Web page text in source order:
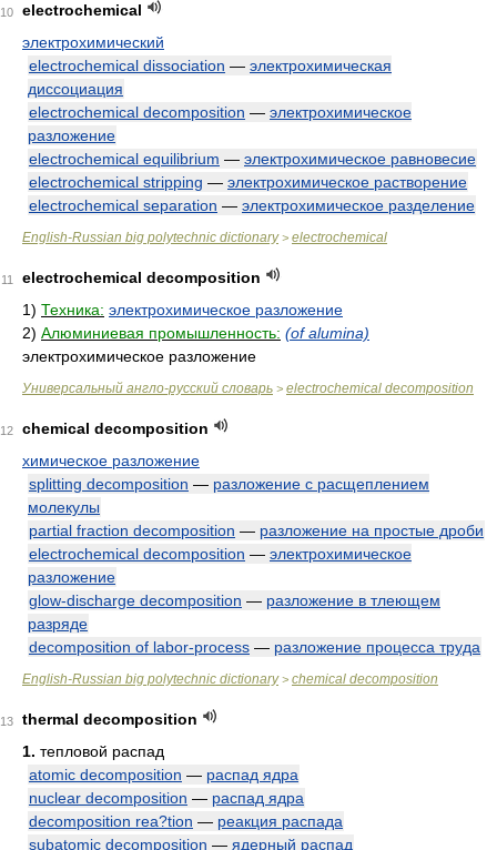
10
electrochemical
электрохимический
electrochemical dissociation — электрохимическая
диссоциация
electrochemical decomposition — электрохимическое
разложение
electrochemical equilibrium — электрохимическое равновесие
electrochemical stripping — электрохимическое растворение
electrochemical separation — электрохимическое разделение
English-Russian big polytechnic dictionary> electrochemical
11
electrochemical decomposition
1) Техника: электрохимическое разложение
2) Алюминиевая промышленность: (of alumina)
электрохимическое разложение
Универсальный англо-русский словарь > electrochemical decomposition
12
chemical decomposition
химическое разложение
splitting decomposition — разложение с расщеплением
молекулы
partial fraction decomposition — разложение на простые дроби
electrochemical decomposition — электрохимическое
разложение
glow-discharge decomposition — разложение в тлеющем
разряде
decomposition of labor-process — разложение процесса труда
English-Russian big polytechnic dictionary> chemical decomposition
13
thermal decomposition
1. тепловой распад
atomic decomposition — распад ядра
nuclear decomposition — распад ядра
decomposition rea?tion — реакция распада
subatomic decomposition — ядерный распад